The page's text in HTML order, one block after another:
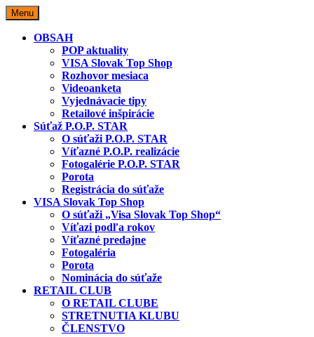
Skip
to
content
Menu
OBSAH
POP aktuality
VISA Slovak Top Shop
Rozhovor mesiaca
Videoanketa
Vyjednávacie tipy
Retailové inšpirácie
Súťaž P.O.P. STAR
O súťaži P.O.P. STAR
Víťazné P.O.P. realizácie
Fotogalérie P.O.P. STAR
Porota
Registrácia do súťaže
VISA Slovak Top Shop
O súťaži „Visa Slovak Top Shop“
Víťazi podľa rokov
Víťazné predajne
Fotogaléria
Porota
Nominácia do súťaže
RETAIL CLUB
O RETAIL CLUBE
STRETNUTIA KLUBU
ČLENSTVO